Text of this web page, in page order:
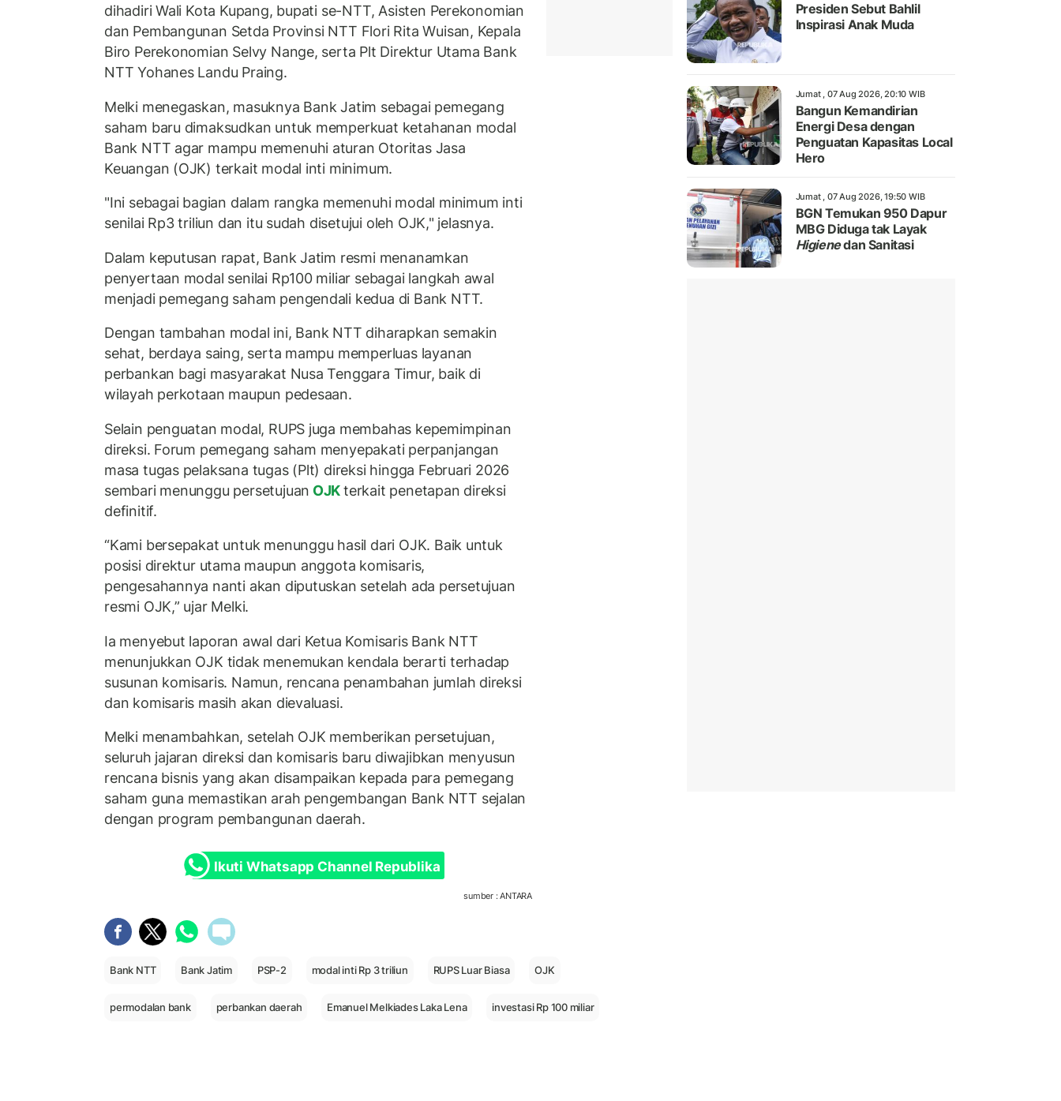
dihadiri Wali Kota Kupang, bupati se-NTT, Asisten Perekonomian
dan Pembangunan Setda Provinsi NTT Flori Rita Wuisan, Kepala
Biro Perekonomian Selvy Nange, serta Plt Direktur Utama Bank
NTT Yohanes Landu Praing.
Melki menegaskan, masuknya Bank Jatim sebagai pemegang
saham baru dimaksudkan untuk memperkuat ketahanan modal
Bank NTT agar mampu memenuhi aturan Otoritas Jasa
Keuangan (OJK) terkait modal inti minimum.
"Ini sebagai bagian dalam rangka memenuhi modal minimum inti
senilai Rp3 triliun dan itu sudah disetujui oleh OJK," jelasnya.
Dalam keputusan rapat, Bank Jatim resmi menanamkan
penyertaan modal senilai Rp100 miliar sebagai langkah awal
menjadi pemegang saham pengendali kedua di Bank NTT.
Dengan tambahan modal ini, Bank NTT diharapkan semakin
sehat, berdaya saing, serta mampu memperluas layanan
perbankan bagi masyarakat Nusa Tenggara Timur, baik di
wilayah perkotaan maupun pedesaan.
Selain penguatan modal, RUPS juga membahas kepemimpinan
direksi. Forum pemegang saham menyepakati perpanjangan
masa tugas pelaksana tugas (Plt) direksi hingga Februari 2026
sembari menunggu persetujuan OJKterkait penetapan direksi
definitif.
“Kami bersepakat untuk menunggu hasil dari OJK. Baik untuk
posisi direktur utama maupun anggota komisaris,
pengesahannya nanti akan diputuskan setelah ada persetujuan
resmi OJK,” ujar Melki.
Ia menyebut laporan awal dari Ketua Komisaris Bank NTT
menunjukkan OJK tidak menemukan kendala berarti terhadap
susunan komisaris. Namun, rencana penambahan jumlah direksi
dan komisaris masih akan dievaluasi.
Melki menambahkan, setelah OJK memberikan persetujuan,
seluruh jajaran direksi dan komisaris baru diwajibkan menyusun
rencana bisnis yang akan disampaikan kepada para pemegang
saham guna memastikan arah pengembangan Bank NTT sejalan
dengan program pembangunan daerah.
Ikuti Whatsapp Channel Republika
sumber : ANTARA
Bank NTT Bank Jatim PSP-2 modal inti Rp 3 triliun RUPS Luar Biasa OJK
permodalan bank perbankan daerah Emanuel Melkiades Laka Lena investasi Rp 100 miliar
Presiden Sebut Bahlil
Inspirasi Anak Muda
Jumat , 07 Aug 2026, 20:10 WIB
Bangun Kemandirian
Energi Desa dengan
Penguatan Kapasitas Local
Hero
Jumat , 07 Aug 2026, 19:50 WIB
BGN Temukan 950 Dapur
MBG Diduga tak Layak
Higienedan Sanitasi